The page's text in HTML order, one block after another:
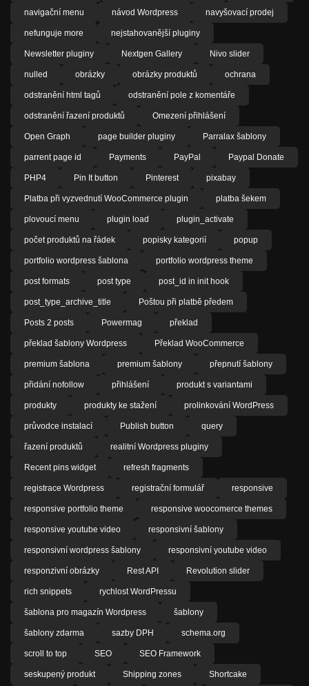
navigační menu návod Wordpress navyšovací prodej
nefunguje more nejstahovanější pluginy
Newsletter pluginy Nextgen Gallery Nivo slider
nulled obrázky obrázky produktů ochrana
odstranění html tagů odstranění pole z komentáře
odstranění řazení produktů Omezení přihlášení
Open Graph page builder pluginy Parralax šablony
parrent page id Payments PayPal Paypal Donate
PHP4 Pin It button Pinterest pixabay
Platba při vyzvednutí WooCommerce plugin platba šekem
plovoucí menu plugin load plugin_activate
počet produktů na řádek popisky kategorií popup
portfolio wordpress šablona portfolio wordpress theme
post formats post type post_id in init hook
post_type_archive_title Poštou při platbě předem
Posts 2 posts Powermag překlad
překlad šablony Wordpress Překlad WooCommerce
premium šablona premium šablony přepnutí šablony
přidání nofollow přihlášení produkt s variantami
produkty produkty ke stažení prolinkování WordPress
průvodce instalací Publish button query
řazení produktů realitní Wordpress pluginy
Recent pins widget refresh fragments
registrace Wordpress registrační formulář responsive
responsive portfolio theme responsive woocomerce themes
responsive youtube video responsivní šablony
responsivní wordpress šablony responsivní youtube video
responzivní obrázky Rest API Revolution slider
rich snippets rychlost WordPressu
šablona pro magazín Wordpress šablony
šablony zdarma sazby DPH schema.org
scroll to top SEO SEO Framework
seskupený produkt Shipping zones Shortcake